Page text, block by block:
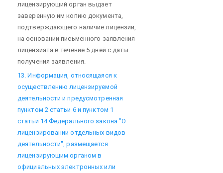
лицензирующий орган выдает
заверенную им копию документа,
подтверждающего наличие лицензии,
на основании письменного заявления
лицензиата в течение 5 дней с даты
получения заявления.
13. Информация, относящаяся к
осуществлению лицензируемой
деятельности и предусмотренная
пунктом 2 статьи 6 и пунктом 1
статьи 14 Федерального закона "О
лицензировании отдельных видов
деятельности", размещается
лицензирующим органом в
официальных электронных или